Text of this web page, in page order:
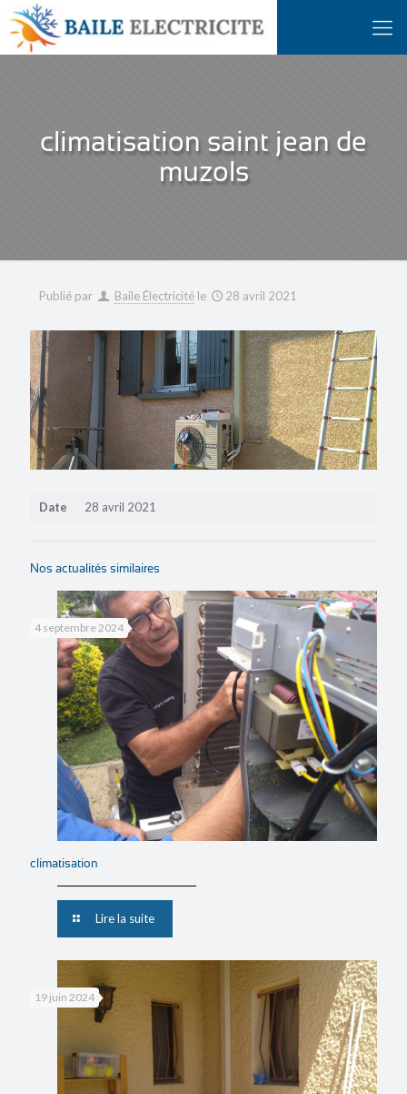
climatisation saint jean de
muzols
Publié par Baile Électricité le 28 avril 2021
Date 28 avril 2021
Nos actualités similaires
4 septembre 2024
climatisation
Lire la suite
19 juin 2024